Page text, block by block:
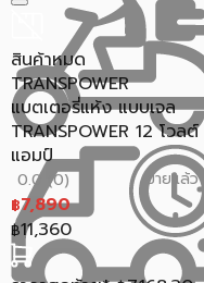
สินค้าหมด
TRANSPOWER
แบตเตอรี่แห้ง แบบเจล
TRANSPOWER 12 โวล
แอมป์
0.0 (0) ขายแล้
฿7,890
฿11,360